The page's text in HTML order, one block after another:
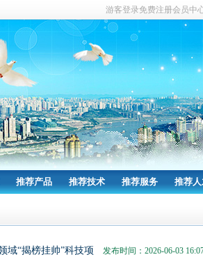
游客登录免费注册会员中
推荐产品 推荐技术 推荐服务 推荐
发布时间：2026-06-03
域“揭榜挂帅”科技项